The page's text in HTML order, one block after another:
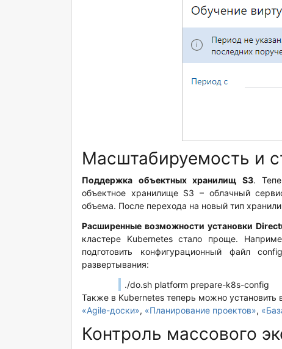
Масштабируемость и
Поддержка объектных хранилищ S3.
объектное хранилище S3 – облачный
объема. После перехода на новый тип
Расширенные возможности установки
кластере Kubernetes стало проще.
подготовить конфигурационный файл
развертывания:
./do.sh platform prepare-k8s-config
Также в Kubernetes теперь можно
«Agile-доски», «Планирование проектов»,
Контроль массового